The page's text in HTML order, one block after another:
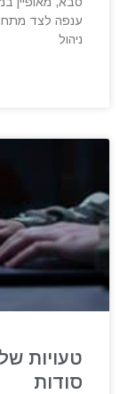
ענפה לצד
ניהול
טעויות
סודות